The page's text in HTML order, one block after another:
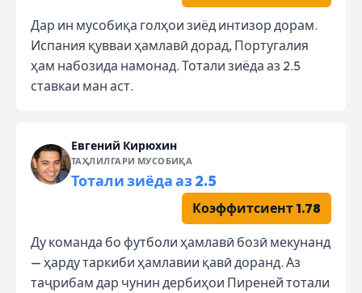
Дар ин мусобиқа голҳои зиёд интизор дорам.
Испания қувваи ҳамлавӣ дорад, Португалия
ҳам набозида намонад. Тотали зиёда аз 2.5
ставкаи ман аст.
Евгений Кирюхин
ТАҲЛИЛГАРИ МУСОБИҚА
Тотали зиёда аз 2.5
Коэффитсиент 1.78
Ду команда бо футболи ҳамлавӣ бозӣ мекунанд
— ҳарду таркиби ҳамлавии қавӣ доранд. Аз
таҷрибам дар чунин дербиҳои Пиреней тотали